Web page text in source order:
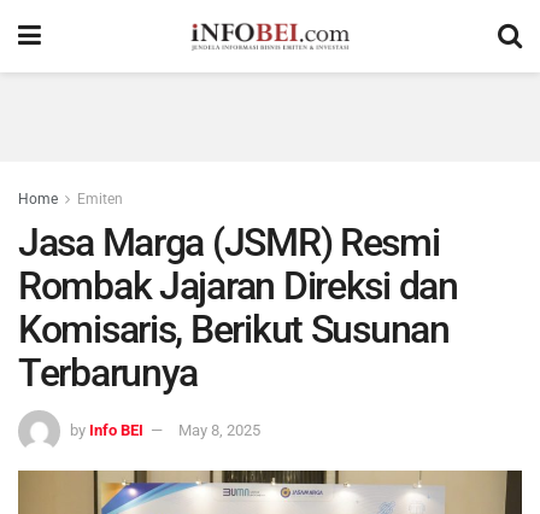
Home Emiten
Jasa Marga (JSMR) Resmi
Rombak Jajaran Direksi dan
Komisaris, Berikut Susunan
Terbarunya
by Info BEI May 8, 2025